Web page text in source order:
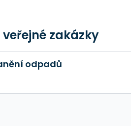
zakázky
odpadů